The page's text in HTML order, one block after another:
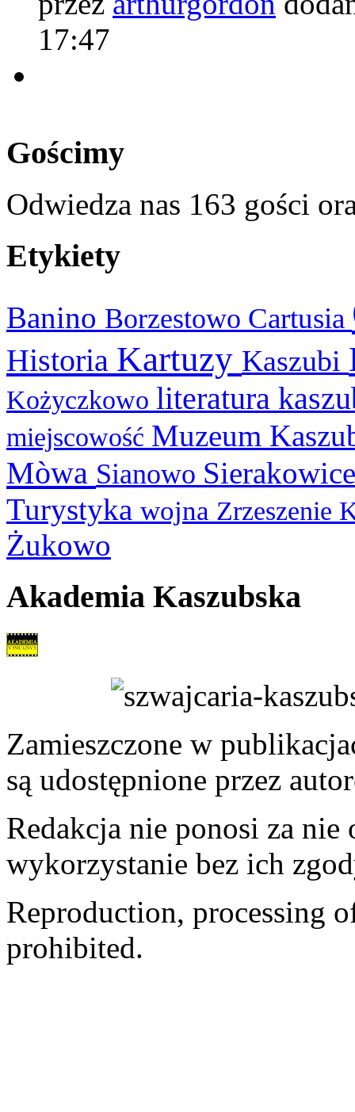
17:47
Gościmy
Odwiedza nas 163 gości
Etykiety
Banino Borzestowo Cartusia
Historia Kartuzy Kaszubi
Kożyczkowo literatura
miejscowość Muzeum
Mòwa Sianowo
Turystyka wojna Zrzeszenie
Żukowo
Akademia Kaszubska
Zamieszczone w
są udostępnione przez
Redakcja nie ponosi za
wykorzystanie bez ich
Reproduction, processing
prohibited.